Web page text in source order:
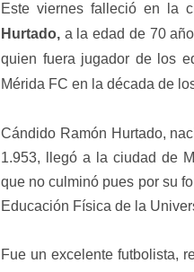
Este viernes falleció en la
Hurtado, a la edad de 70
quien fuera jugador de los
Mérida FC en la década de
Cándido Ramón Hurtado,
1.953, llegó a la ciudad de
que no culminó pues por su
Educación Física de la
Fue un excelente futbolista,